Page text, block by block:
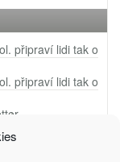
připraví lidi tak o
připraví lidi tak o